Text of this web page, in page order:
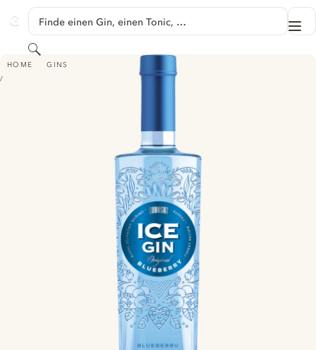
GINVENTORY
Finde einen Gin, einen Tonic, …
Suchen
HOME GINS
LUBUSKI - ICE GIN